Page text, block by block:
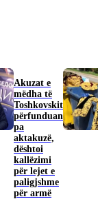
Akuzat e
mëdha të
Toshkovskit
përfunduan
pa
aktakuzë,
dështoi
kallëzimi
për lejet e
paligjshme
për armë